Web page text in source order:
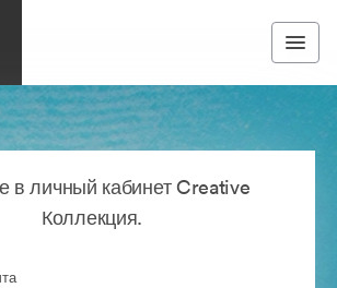
в личный кабинет Creative
Коллекция.